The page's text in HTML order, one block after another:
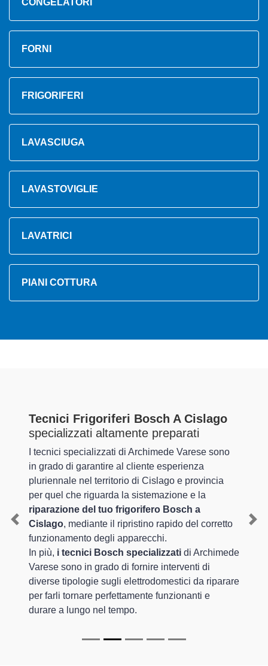
CONGELATORI
FORNI
FRIGORIFERI
LAVASCIUGA
LAVASTOVIGLIE
LAVATRICI
PIANI COTTURA
Tecnici Frigoriferi Bosch A Cislago
specializzati altamente preparati
I tecnici specializzati di Archimede Varese sono
in grado di garantire al cliente esperienza
pluriennale nel territorio di Cislago e provincia
per quel che riguarda la sistemazione e la
riparazione del tuo frigorifero Bosch a
Cislago, mediante il ripristino rapido del corretto
funzionamento degli apparecchi.
In più, i tecnici Bosch specializzati di Archimede
Varese sono in grado di fornire interventi di
diverse tipologie sugli elettrodomestici da riparare
per farli tornare perfettamente funzionanti e
durare a lungo nel tempo.
Previous